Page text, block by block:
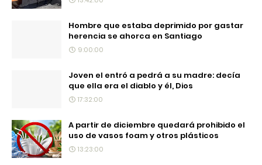
Hombre que estaba deprimido por gastar
herencia se ahorca en Santiago
9:00:00
Joven el entró a pedrá a su madre: decía
que ella era el diablo y él, Dios
17:32:00
A partir de diciembre quedará prohibido el
uso de vasos foam y otros plásticos
13:23:00